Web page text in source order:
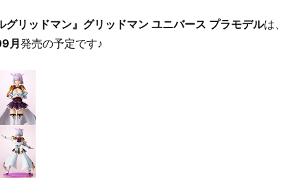
グリッドマン』グリッドマン ユニバース プラモデルは、
月発売の予定です♪